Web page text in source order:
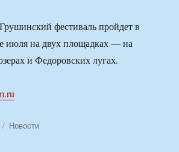
фестиваль пройдет в
июля на двух площадках — на
и Федоровских лугах.
Рубрики
Новости